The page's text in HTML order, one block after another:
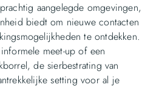
aangelegde omgevingen,
biedt om nieuwe contacten
te ontdekken.
meet-up of een
de sierbestrating van
setting voor al je